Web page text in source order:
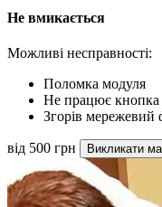
Не вмикається
Можливі несправності:
Поломка модуля
Не працює кнопка
Згорів мережевий
від 500 грн Викликати